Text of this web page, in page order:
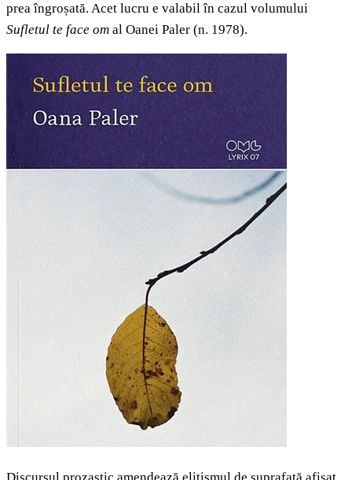
prea îngroșată. Acet lucru e valabil în cazul volumului
Sufletul te face om al Oanei Paler (n. 1978).